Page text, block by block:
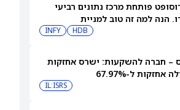
פותחת מרכז נתונים רביעי
הנה למה זה טוב למניית
HDB
INFY
– חברה להשקעות: ישרס אחזקות
אחזקות ל-67.97%
IL:ISRS